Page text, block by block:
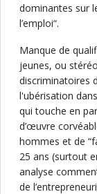
dominantes sur
l’emploi“.
Manque de
jeunes, ou
discriminatoires
l'ubérisation
qui touche en
d’œuvre
hommes et de
25 ans (surtout
analyse
de